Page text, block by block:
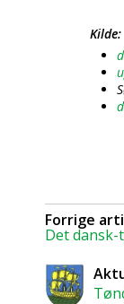
Kilde:
Forrige
Det dansk-